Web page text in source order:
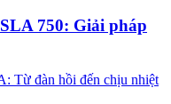
750: Giải pháp